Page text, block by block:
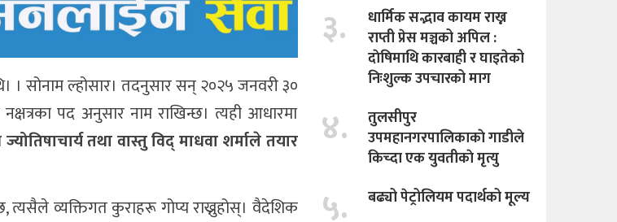
। सोनाम ल्होसार। तदनुसार सन् २०२५ जनवरी ३०
पद अनुसार नाम राखिन्छ। त्यही आधारमा
तथा वास्तु विद् माधवा शर्माले तयार
व्यक्तिगत कुराहरू गोप्य राख्नुहोस्। वैदेशिक
३.
धार्मिक सद्भाव कायम राख्न
राप्ती प्रेस मञ्चको अपिल :
दाेषिमाथि कारबाही र घाइतेको
निःशुल्क उपचारको माग
४.
तुलसीपुर
उपमहानगरपालिकाकाे गाडीले
किच्दा एक युवतीकाे मृत्यु
५. बढ्यो पेट्रोलियम पदार्थको मूल्य